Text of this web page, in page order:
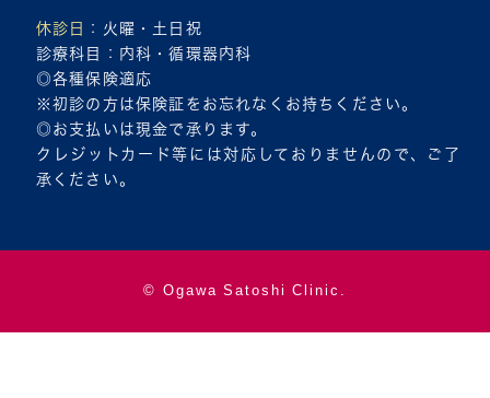
休診日
：火曜・土日祝
診療科目
：内科・循環器内科
◎各種保険適応
※初診の方は保険証をお忘れなくお持ちください。
◎お支払いは現金で承ります。
クレジットカード等には対応しておりませんので、ご了
承ください。
© Ogawa Satoshi Clinic.